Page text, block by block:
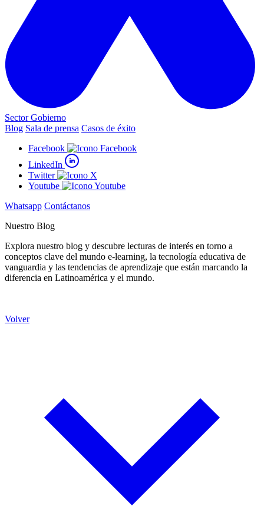
Sector Gobierno
Blog Sala de prensa Casos de éxito
Facebook
LinkedIn
Twitter
Youtube
Whatsapp Contáctanos
Nuestro Blog
Explora nuestro blog y descubre lecturas de interés en torno a
conceptos clave del mundo e-learning, la tecnología educativa de
vanguardia y las tendencias de aprendizaje que están marcando la
diferencia en Latinoamérica y el mundo.
Volver